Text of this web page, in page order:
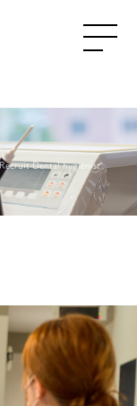
Recruit Dental hygienist